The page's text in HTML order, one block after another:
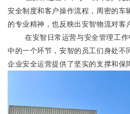
安全制度和客户操作流程，周密的车
的专业精神，也反映出安智物流对客
在安智日常运营与安全管理工
中的一个环节，安智的员工们身处不
企业安全运营提供了坚实的支撑和保